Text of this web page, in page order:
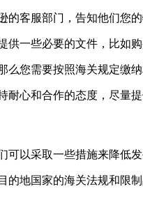
的客服部门，告知他们您
供一些必要的文件，比如
您需要按照海关规定缴
心和合作的态度，尽量
以采取一些措施来降低发
的地国家的海关法规和限